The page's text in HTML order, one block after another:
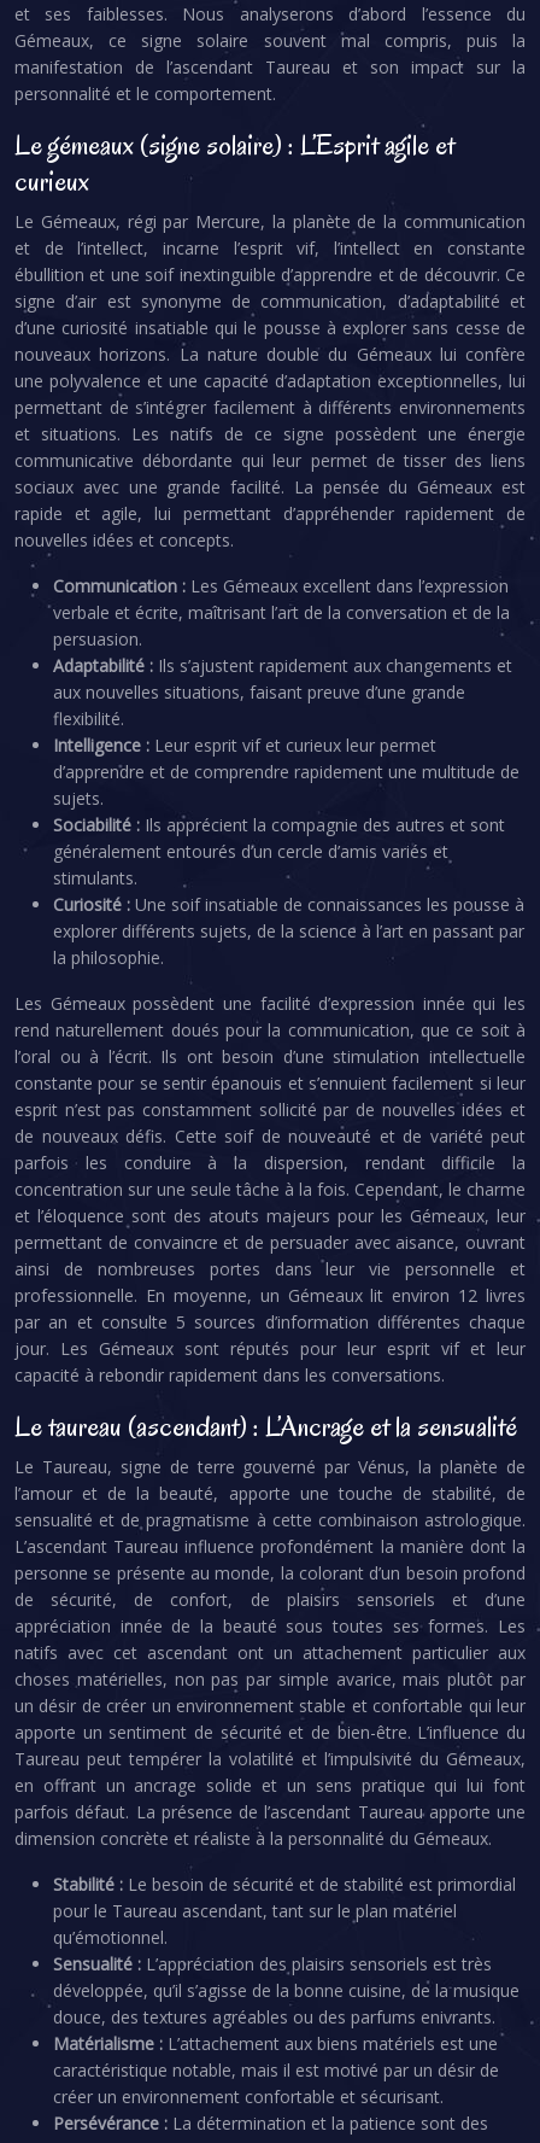
et ses faiblesses. Nous analyserons d’abord l’essence du
Gémeaux, ce signe solaire souvent mal compris, puis la
manifestation de l’ascendant Taureau et son impact sur la
personnalité et le comportement.
Le gémeaux (signe solaire) : L’Esprit agile et
curieux
Le Gémeaux, régi par Mercure, la planète de la communication
et de l’intellect, incarne l’esprit vif, l’intellect en constante
ébullition et une soif inextinguible d’apprendre et de découvrir. Ce
signe d’air est synonyme de communication, d’adaptabilité et
d’une curiosité insatiable qui le pousse à explorer sans cesse de
nouveaux horizons. La nature double du Gémeaux lui confère
une polyvalence et une capacité d’adaptation exceptionnelles, lui
permettant de s’intégrer facilement à différents environnements
et situations. Les natifs de ce signe possèdent une énergie
communicative débordante qui leur permet de tisser des liens
sociaux avec une grande facilité. La pensée du Gémeaux est
rapide et agile, lui permettant d’appréhender rapidement de
nouvelles idées et concepts.
Communication : Les Gémeaux excellent dans l’expression
verbale et écrite, maîtrisant l’art de la conversation et de la
persuasion.
Adaptabilité : Ils s’ajustent rapidement aux changements et
aux nouvelles situations, faisant preuve d’une grande
flexibilité.
Intelligence : Leur esprit vif et curieux leur permet
d’apprendre et de comprendre rapidement une multitude de
sujets.
Sociabilité : Ils apprécient la compagnie des autres et sont
généralement entourés d’un cercle d’amis variés et
stimulants.
Curiosité : Une soif insatiable de connaissances les pousse à
explorer différents sujets, de la science à l’art en passant par
la philosophie.
Les Gémeaux possèdent une facilité d’expression innée qui les
rend naturellement doués pour la communication, que ce soit à
l’oral ou à l’écrit. Ils ont besoin d’une stimulation intellectuelle
constante pour se sentir épanouis et s’ennuient facilement si leur
esprit n’est pas constamment sollicité par de nouvelles idées et
de nouveaux défis. Cette soif de nouveauté et de variété peut
parfois les conduire à la dispersion, rendant difficile la
concentration sur une seule tâche à la fois. Cependant, le charme
et l’éloquence sont des atouts majeurs pour les Gémeaux, leur
permettant de convaincre et de persuader avec aisance, ouvrant
ainsi de nombreuses portes dans leur vie personnelle et
professionnelle. En moyenne, un Gémeaux lit environ 12 livres
par an et consulte 5 sources d’information différentes chaque
jour. Les Gémeaux sont réputés pour leur esprit vif et leur
capacité à rebondir rapidement dans les conversations.
Le taureau (ascendant) : L’Ancrage et la sensualité
Le Taureau, signe de terre gouverné par Vénus, la planète de
l’amour et de la beauté, apporte une touche de stabilité, de
sensualité et de pragmatisme à cette combinaison astrologique.
L’ascendant Taureau influence profondément la manière dont la
personne se présente au monde, la colorant d’un besoin profond
de sécurité, de confort, de plaisirs sensoriels et d’une
appréciation innée de la beauté sous toutes ses formes. Les
natifs avec cet ascendant ont un attachement particulier aux
choses matérielles, non pas par simple avarice, mais plutôt par
un désir de créer un environnement stable et confortable qui leur
apporte un sentiment de sécurité et de bien-être. L’influence du
Taureau peut tempérer la volatilité et l’impulsivité du Gémeaux,
en offrant un ancrage solide et un sens pratique qui lui font
parfois défaut. La présence de l’ascendant Taureau apporte une
dimension concrète et réaliste à la personnalité du Gémeaux.
Stabilité : Le besoin de sécurité et de stabilité est primordial
pour le Taureau ascendant, tant sur le plan matériel
qu’émotionnel.
Sensualité : L’appréciation des plaisirs sensoriels est très
développée, qu’il s’agisse de la bonne cuisine, de la musique
douce, des textures agréables ou des parfums enivrants.
Matérialisme : L’attachement aux biens matériels est une
caractéristique notable, mais il est motivé par un désir de
créer un environnement confortable et sécurisant.
Persévérance : La détermination et la patience sont des